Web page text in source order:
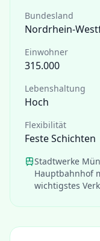
Bundesland
Nordrhein-
Einwohner
315.000
Lebenshaltung
Hoch
Flexibilität
Feste Schichten
Stadtwerke
Hauptbahnhof
wichtigstes